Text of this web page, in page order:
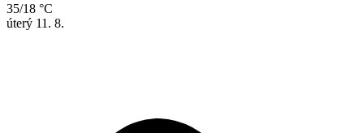
35/18 °C
úterý 11. 8.